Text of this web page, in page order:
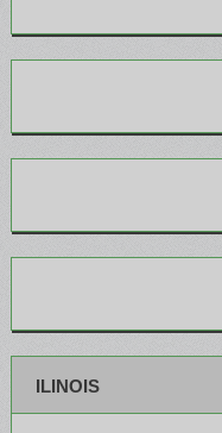
ILINOIS